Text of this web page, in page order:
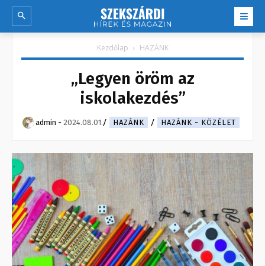
Kezdőlap HAZÁNK
„Legyen öröm az
iskolakezdés”
admin - 2024.08.01. HAZÁNK HAZÁNK - KÖZÉLET